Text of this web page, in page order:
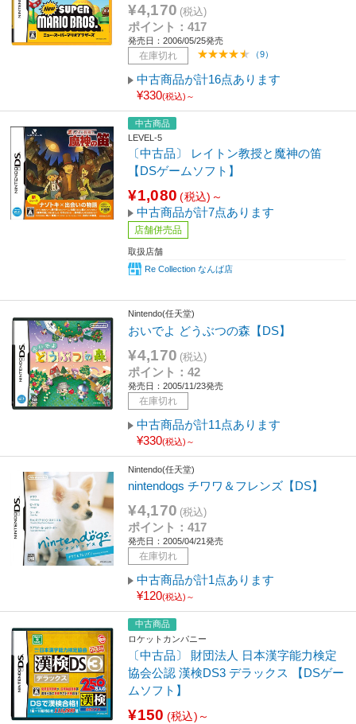
¥4,170 (税込)
ポイント：417
発売日：2006/05/25発売
在庫切れ （9）
中古商品が計16点あります
¥330(税込)～
中古商品
LEVEL-5
〔中古品〕 レイトン教授と魔神の笛
【DSゲームソフト】
¥1,080 (税込)～
中古商品が計7点あります
店舗併売品
取扱店舗
Re Collection なんば店
Nintendo(任天堂)
おいでよ どうぶつの森【DS】
¥4,170 (税込)
ポイント：42
発売日：2005/11/23発売
在庫切れ
中古商品が計11点あります
¥330(税込)～
Nintendo(任天堂)
nintendogs チワワ＆フレンズ【DS】
¥4,170 (税込)
ポイント：417
発売日：2005/04/21発売
在庫切れ
中古商品が計1点あります
¥120(税込)～
中古商品
ロケットカンパニー
〔中古品〕 財団法人 日本漢字能力検定
協会公認 漢検DS3 デラックス 【DSゲー
ムソフト】
¥150 (税込)～